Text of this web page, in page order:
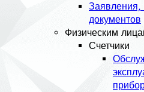
Заявления,
документов
Физическим
Счетчики